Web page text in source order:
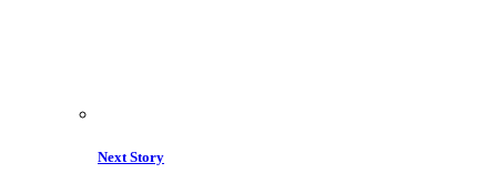
Next Story